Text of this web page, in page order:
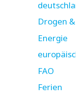
Drogen
Energie
FAO
Ferien